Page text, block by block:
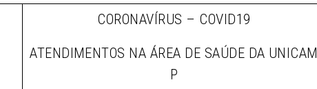
CORONAVÍRUS – COVID19
ATENDIMENTOS NA ÁREA DE SAÚDE DA UNICAM
P